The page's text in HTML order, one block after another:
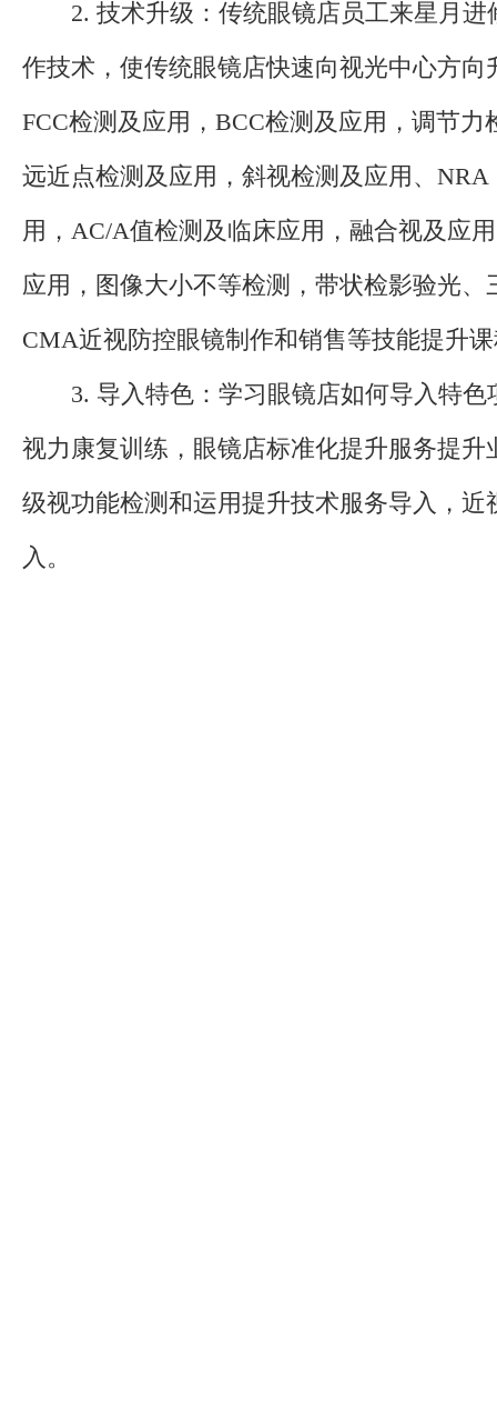
2. 技术升级：传统眼镜店员工来星月进
作技术，使传统眼镜店快速向视光中心方向
FCC检测及应用，BCC检测及应用，调节力
远近点检测及应用，斜视检测及应用、NRA
用，AC/A值检测及临床应用，融合视及应
应用，图像大小不等检测，带状检影验光、
CMA近视防控眼镜制作和销售等技能提升
3. 导入特色：学习眼镜店如何导入特色
视力康复训练，眼镜店标准化提升服务提升
级视功能检测和运用提升技术服务导入，近
入。